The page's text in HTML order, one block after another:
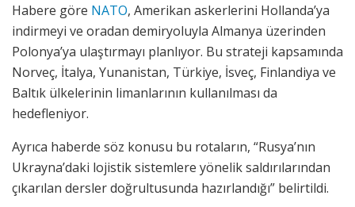
Habere göre NATO, Amerikan askerlerini Hollanda’ya
indirmeyi ve oradan demiryoluyla Almanya üzerinden
Polonya’ya ulaştırmayı planlıyor. Bu strateji kapsamında
Norveç, İtalya, Yunanistan, Türkiye, İsveç, Finlandiya ve
Baltık ülkelerinin limanlarının kullanılması da
hedefleniyor.
Ayrıca haberde söz konusu bu rotaların, “Rusya’nın
Ukrayna’daki lojistik sistemlere yönelik saldırılarından
çıkarılan dersler doğrultusunda hazırlandığı” belirtildi.